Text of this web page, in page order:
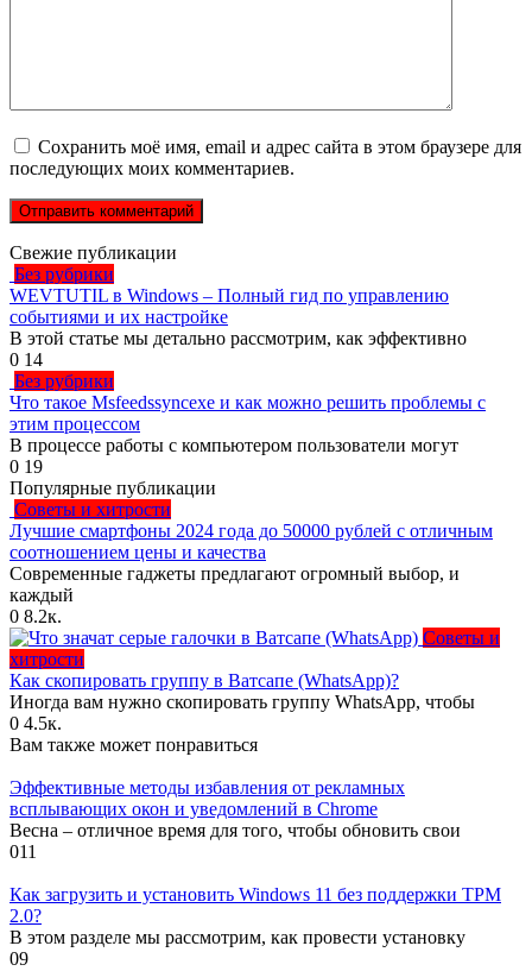
Сохранить моё имя, email и адрес сайта в этом браузере для
последующих моих комментариев.
Свежие публикации
Без рубрики
WEVTUTIL в Windows – Полный гид по управлению
событиями и их настройке
В этой статье мы детально рассмотрим, как эффективно
0 14
Без рубрики
Что такое Msfeedssyncexe и как можно решить проблемы с
этим процессом
В процессе работы с компьютером пользователи могут
0 19
Популярные публикации
Советы и хитрости
Лучшие смартфоны 2024 года до 50000 рублей с отличным
соотношением цены и качества
Современные гаджеты предлагают огромный выбор, и
каждый
0 8.2к.
Советы и
хитрости
Как скопировать группу в Ватсапе (WhatsApp)?
Иногда вам нужно скопировать группу WhatsApp, чтобы
0 4.5к.
Вам также может понравиться
Эффективные методы избавления от рекламных
всплывающих окон и уведомлений в Chrome
Весна – отличное время для того, чтобы обновить свои
011
Как загрузить и установить Windows 11 без поддержки TPM
2.0?
В этом разделе мы рассмотрим, как провести установку
09